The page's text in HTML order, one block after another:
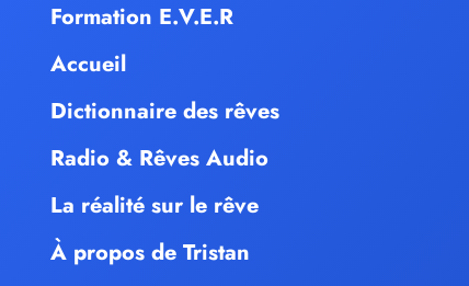
Formation E.V.E.R
Accueil
Dictionnaire des rêves
Radio & Rêves Audio
La réalité sur le rêve
À propos de Tristan